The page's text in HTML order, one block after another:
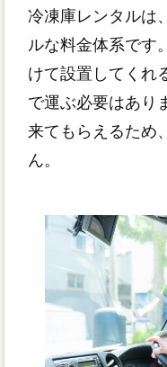
冷凍庫レンタルは、
ルな料金体系です
けて設置してくれ
で運ぶ必要はあり
来てもらえるため
ん。